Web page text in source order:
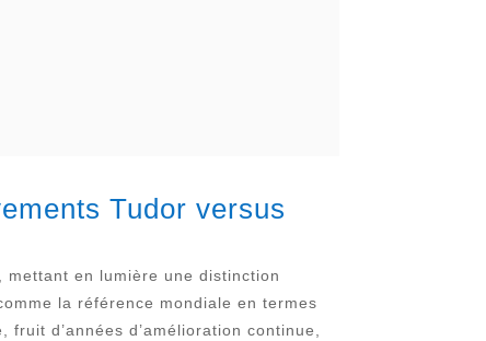
Tudor versus
mettant en lumière une distinction
la référence mondiale en termes
d’années d’amélioration continue,